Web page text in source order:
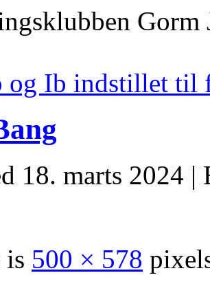
og Ib indstillet til
18. marts 2024 |
is 500 × 578